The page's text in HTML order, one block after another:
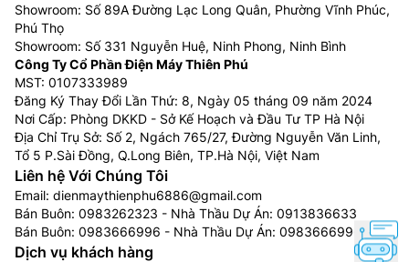
Showroom: Số 89A Đường Lạc Long Quân, Phường Vĩnh Phúc,
Phú Thọ
Showroom: Số 331 Nguyễn Huệ, Ninh Phong, Ninh Bình
Công Ty Cổ Phần Điện Máy Thiên Phú
MST: 0107333989
Đăng Ký Thay Đổi Lần Thứ: 8, Ngày 05 tháng 09 năm 2024
Nơi Cấp: Phòng DKKD - Sở Kế Hoạch và Đầu Tư TP Hà Nội
Địa Chỉ Trụ Sở: Số 2, Ngách 765/27, Đường Nguyễn Văn Linh,
Tổ 5 P.Sài Đồng, Q.Long Biên, TP.Hà Nội, Việt Nam
Liên hệ Với Chúng Tôi
Email: dienmaythienphu6886@gmail.com
Bán Buôn: 0983262323 - Nhà Thầu Dự Án: 0913836633
Bán Buôn: 0983666996 - Nhà Thầu Dự Án: 0983666996
Dịch vụ khách hàng